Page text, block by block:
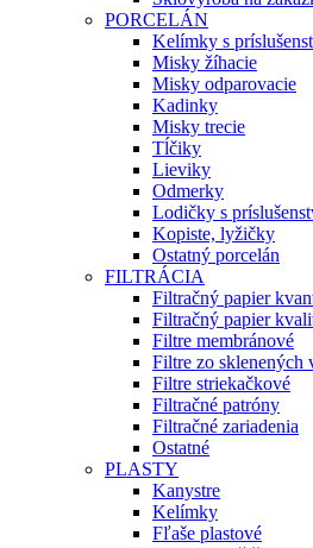
PORCELÁN
Kelímky s
Misky žíhacie
Misky odparovacie
Kadinky
Misky trecie
Tĺčiky
Lieviky
Odmerky
Lodičky s
Kopiste, lyžičky
Ostatný porcelán
FILTRÁCIA
Filtračný papier
Filtračný papier
Filtre membránové
Filtre zo sklenených
Filtre striekačkové
Filtračné patróny
Filtračné zariadenia
Ostatné
PLASTY
Kanystre
Kelímky
Fľaše plastové